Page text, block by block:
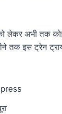
लेकर अभी तक
तक इस ट्रेन